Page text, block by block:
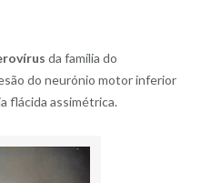
da família do
do neurónio motor inferior
flácida assimétrica.